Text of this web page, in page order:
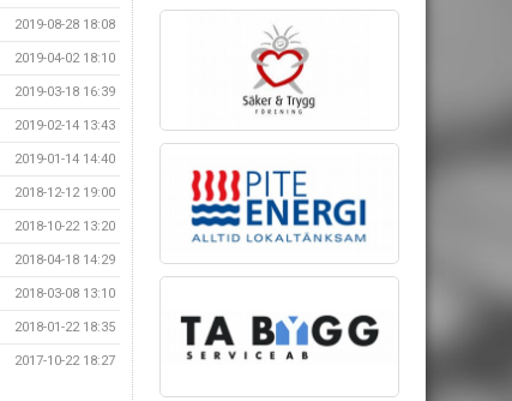
2019-08-28 18:08
2019-04-02 18:10
2019-03-18 16:39
2019-02-14 13:43
2019-01-14 14:40
2018-12-12 19:00
2018-10-22 13:20
2018-04-18 14:29
2018-03-08 13:10
2018-01-22 18:35
2017-10-22 18:27